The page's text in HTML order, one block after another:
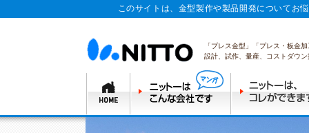
このサイトは、金型製作や製品開発についてお
「プレス金型」「プレス・板金
設計、試作、量産、コストダウ